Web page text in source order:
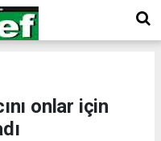
onlar için